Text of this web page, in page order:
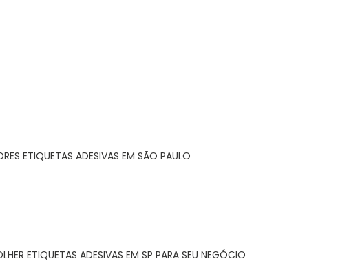
ETIQUETAS ADESIVAS EM SÃO PAULO
ETIQUETAS ADESIVAS EM SP PARA SEU NEGÓCIO